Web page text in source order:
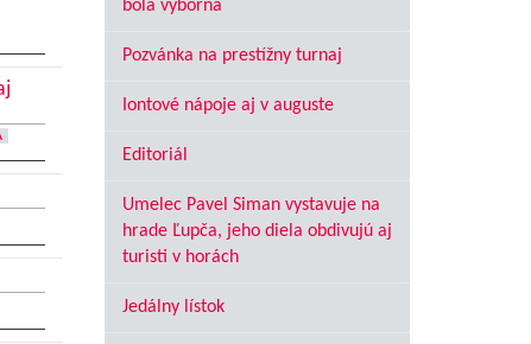
bola výborná
Pozvánka na prestížny turnaj
Iontové nápoje aj v auguste
Editoriál
Umelec Pavel Siman vystavuje na
hrade Ľupča, jeho diela obdivujú aj
turisti v horách
Jedálny lístok